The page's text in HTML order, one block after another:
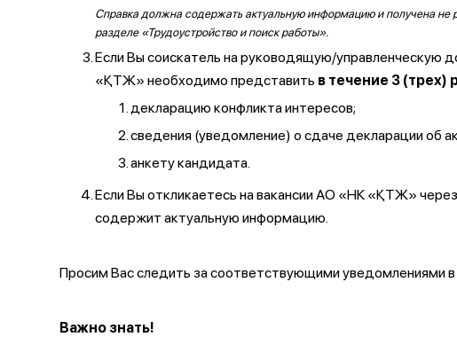
Справка должна содержать актуальную информацию и получена не
разделе «Трудоустройство и поиск работы».
Если Вы соискатель на руководящую/управленческую
«ҚТЖ» необходимо представить в течение 3 (трех)
декларацию конфликта интересов;
сведения (уведомление) о сдаче декларации об
анкету кандидата.
Если Вы откликаетесь на вакансии АО «НК «ҚТЖ»
содержит актуальную информацию.
Просим Вас следить за соответствующими уведомлениями в
Важно знать!